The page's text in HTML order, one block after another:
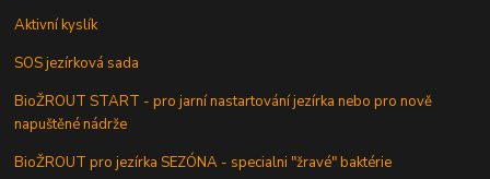
Aktivní kyslík
SOS jezírková sada
BioŽROUT START - pro jarní nastartování jezírka nebo pro nově
napuštěné nádrže
BioŽROUT pro jezírka SEZÓNA - specialni "žravé" baktérie